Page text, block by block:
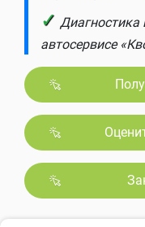
✓
автосервисе